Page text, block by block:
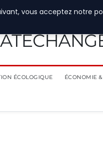
ÉCOLOGIQUE ÉCONOMIE
vous acceptez notre